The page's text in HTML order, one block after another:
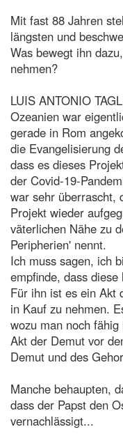
Mit fast 88 Jahren
längsten und
Was bewegt ihn
nehmen?
LUIS ANTONIO
Ozeanien war
gerade in Rom
die Evangelisierung
dass es dieses
der Covid-19-
war sehr überrascht,
Projekt wieder
väterlichen Nähe zu
Peripherien' nennt.
Ich muss sagen, ich
empfinde, dass
Für ihn ist es ein Akt
in Kauf zu nehmen.
wozu man noch
Akt der Demut vor
Demut und des
Manche behaupten,
dass der Papst den
vernachlässigt...